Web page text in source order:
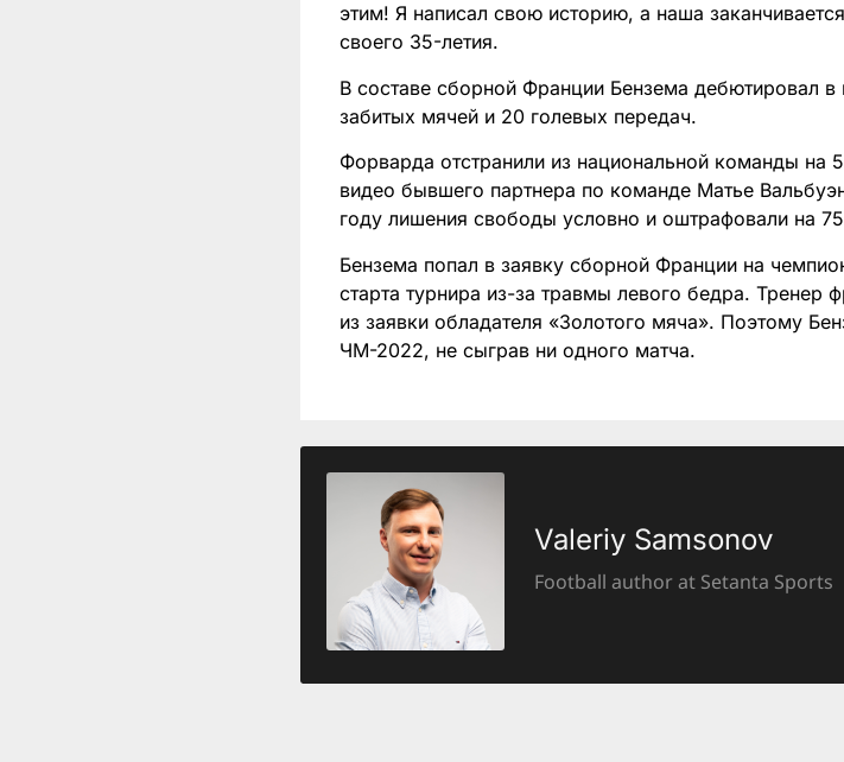
этим! Я написал свою историю, а наша
своего 35-летия.
В составе сборной Франции Бензема дебютировал
забитых мячей и 20 голевых передач.
Форварда отстранили из национальной команды на
видео бывшего партнера по команде Матье
году лишения свободы условно и оштрафовали на
Бензема попал в заявку сборной Франции на
старта турнира из-за травмы левого бедра.
из заявки обладателя «Золотого мяча». Поэтому
ЧМ-2022, не сыграв ни одного матча.
Valeriy Samsonov
Football author at Setanta Sports